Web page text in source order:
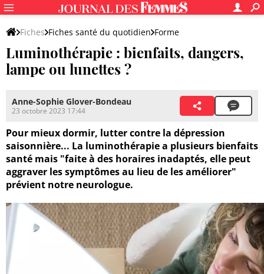
Fiches Fiches santé du quotidien Forme
Luminothérapie : bienfaits, dangers,
lampe ou lunettes ?
Anne-Sophie Glover-Bondeau
23 octobre 2023 17:44
Pour mieux dormir, lutter contre la dépression
saisonnière... La luminothérapie a plusieurs bienfaits
santé mais "faite à des horaires inadaptés, elle peut
aggraver les symptômes au lieu de les améliorer"
prévient notre neurologue.